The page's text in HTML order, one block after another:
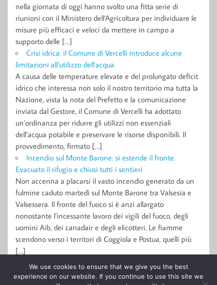
nella giornata di oggi hanno svolto una fitta serie di
riunioni con il Ministero dell’Agricoltura per individuare le
misure più efficaci e veloci da mettere in campo a
supporto delle […]
Crisi idrica: il Comune di Vercelli introduce alcune
limitazioni all’utilizzo dell’acqua
A causa delle temperature elevate e del prolungato deficit
idrico che interessa non solo il nostro territorio ma tutta la
Nazione, vista la nota del Prefetto e la comunicazione
inviata dal Gestore, il Comune di Vercelli ha adottato
un’ordinanza per ridurre gli utilizzi non essenziali
dell’acqua potabile e preservare le risorse disponibili. Il
provvedimento, firmato […]
Incendio sul Monte Barone: si estende il fronte.
Evacuato il rifugio e chiusi tutti i sentieri
Non accenna a placarsi il vasto incendio generato da un
fulmine caduto martedì sul Monte Barone tra Valsesia e
Valsessera. Il fronte del fuoco si è anzi allargato
nonostante l’incessante lavoro dei vigili del fuoco, degli
uomini Aib, dei canadair e degli elicotteri. Le fiamme
scendono verso i territori di Coggiola e Postua, quelli più
[…]
© 2011-2015 Giornale l'Eusebiano Soc. Coop. a r.l. Tutti i diritti
We use cookies to ensure that we give you the best
experience on our website. If you continue to use this site we